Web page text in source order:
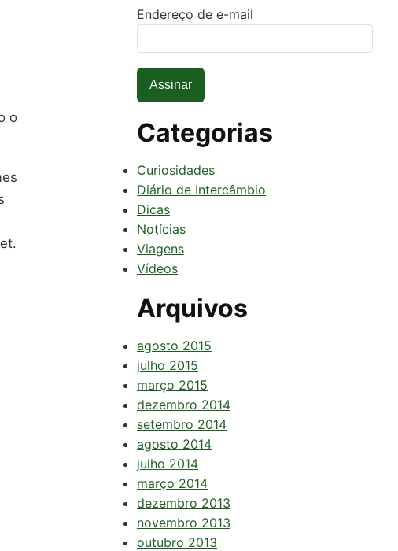
o
Endereço de e-mail
Assinar
Categorias
Curiosidades
Diário de Intercâmbio
Dicas
Notícias
Viagens
Vídeos
Arquivos
agosto 2015
julho 2015
março 2015
dezembro 2014
setembro 2014
agosto 2014
julho 2014
março 2014
dezembro 2013
novembro 2013
outubro 2013